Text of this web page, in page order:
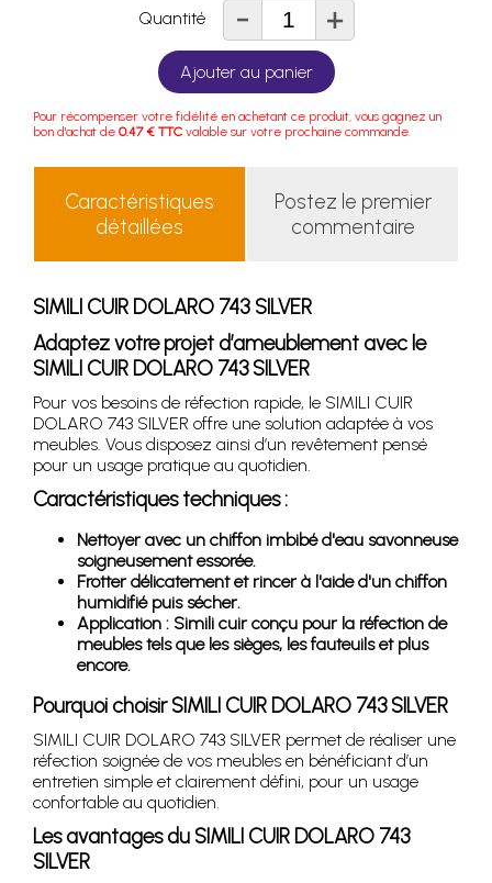
Quantité - +
Ajouter au panier
Pour récompenser votre fidélité en achetant ce produit, vous gagnez un
bon d'achat de 0.47 € TTC valable sur votre prochaine commande.
Caractéristiques
détaillées
Postez le premier
commentaire
SIMILI CUIR DOLARO 743 SILVER
Adaptez votre projet d’ameublement avec le
SIMILI CUIR DOLARO 743 SILVER
Pour vos besoins de réfection rapide, le SIMILI CUIR
DOLARO 743 SILVER offre une solution adaptée à vos
meubles. Vous disposez ainsi d’un revêtement pensé
pour un usage pratique au quotidien.
Caractéristiques techniques :
Nettoyer avec un chiffon imbibé d'eau savonneuse
soigneusement essorée.
Frotter délicatement et rincer à l'aide d'un chiffon
humidifié puis sécher.
Application : Simili cuir conçu pour la réfection de
meubles tels que les sièges, les fauteuils et plus
encore.
Pourquoi choisir SIMILI CUIR DOLARO 743 SILVER
SIMILI CUIR DOLARO 743 SILVER permet de réaliser une
réfection soignée de vos meubles en bénéficiant d’un
entretien simple et clairement défini, pour un usage
confortable au quotidien.
Les avantages du SIMILI CUIR DOLARO 743
SILVER